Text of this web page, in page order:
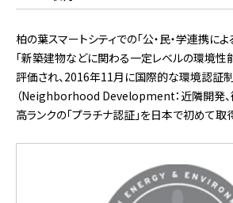
柏の葉スマートシティでの「公・⺠・学連携に
「新築建物などに関わる⼀定レベルの環境性
評価され、2016年11⽉に国際的な環境認証
（Neighborhood Development：近隣開発、
⾼ランクの「プラチナ認証」を⽇本で初めて取